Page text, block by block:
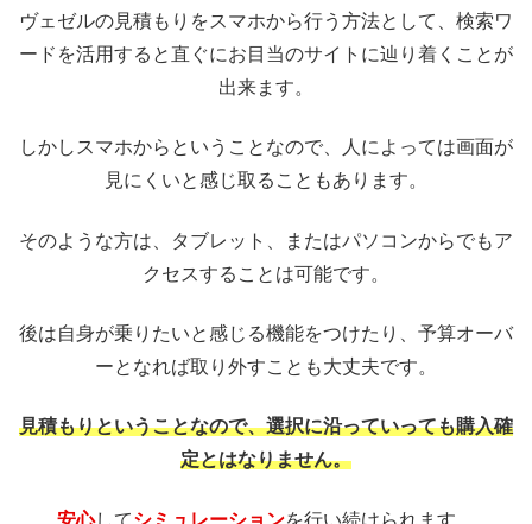
ヴェゼルの見積もりをスマホから行う方法として、検索ワ
ードを活用すると直ぐにお目当のサイトに辿り着くことが
出来ます。
しかしスマホからということなので、人によっては画面が
見にくいと感じ取ることもあります。
そのような方は、タブレット、またはパソコンからでもア
クセスすることは可能です。
後は自身が乗りたいと感じる機能をつけたり、予算オーバ
ーとなれば取り外すことも大丈夫です。
見積もりということなので、選択に沿っていっても購入確
定とはなりません。
安心してシミュレーションを行い続けられます。